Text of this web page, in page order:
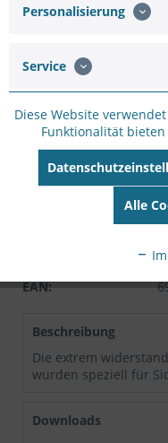
Merken
EAN:
Beschreibung
Die extrem
wurden speziell für
Downloads
Personalisierung
Service
Diese Website
Funktionalität
Alle